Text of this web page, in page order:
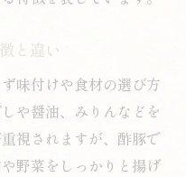
と違い
味付けや食材の選び方
や醤油、みりんなどを
視されますが、酢豚で
野菜をしっかりと揚げ